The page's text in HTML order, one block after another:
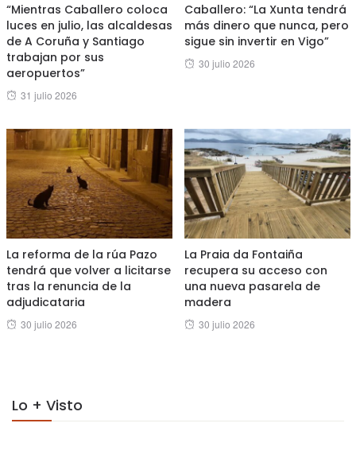
“Mientras Caballero coloca
luces en julio, las alcaldesas
de A Coruña y Santiago
trabajan por sus
aeropuertos”
Posted
31 julio 2026
Caballero: “La Xunta tendrá
más dinero que nunca, pero
sigue sin invertir en Vigo”
Posted
30 julio 2026
La reforma de la rúa Pazo
tendrá que volver a licitarse
tras la renuncia de la
adjudicataria
Posted
30 julio 2026
La Praia da Fontaiña
recupera su acceso con
una nueva pasarela de
madera
Posted
30 julio 2026
Lo + Visto